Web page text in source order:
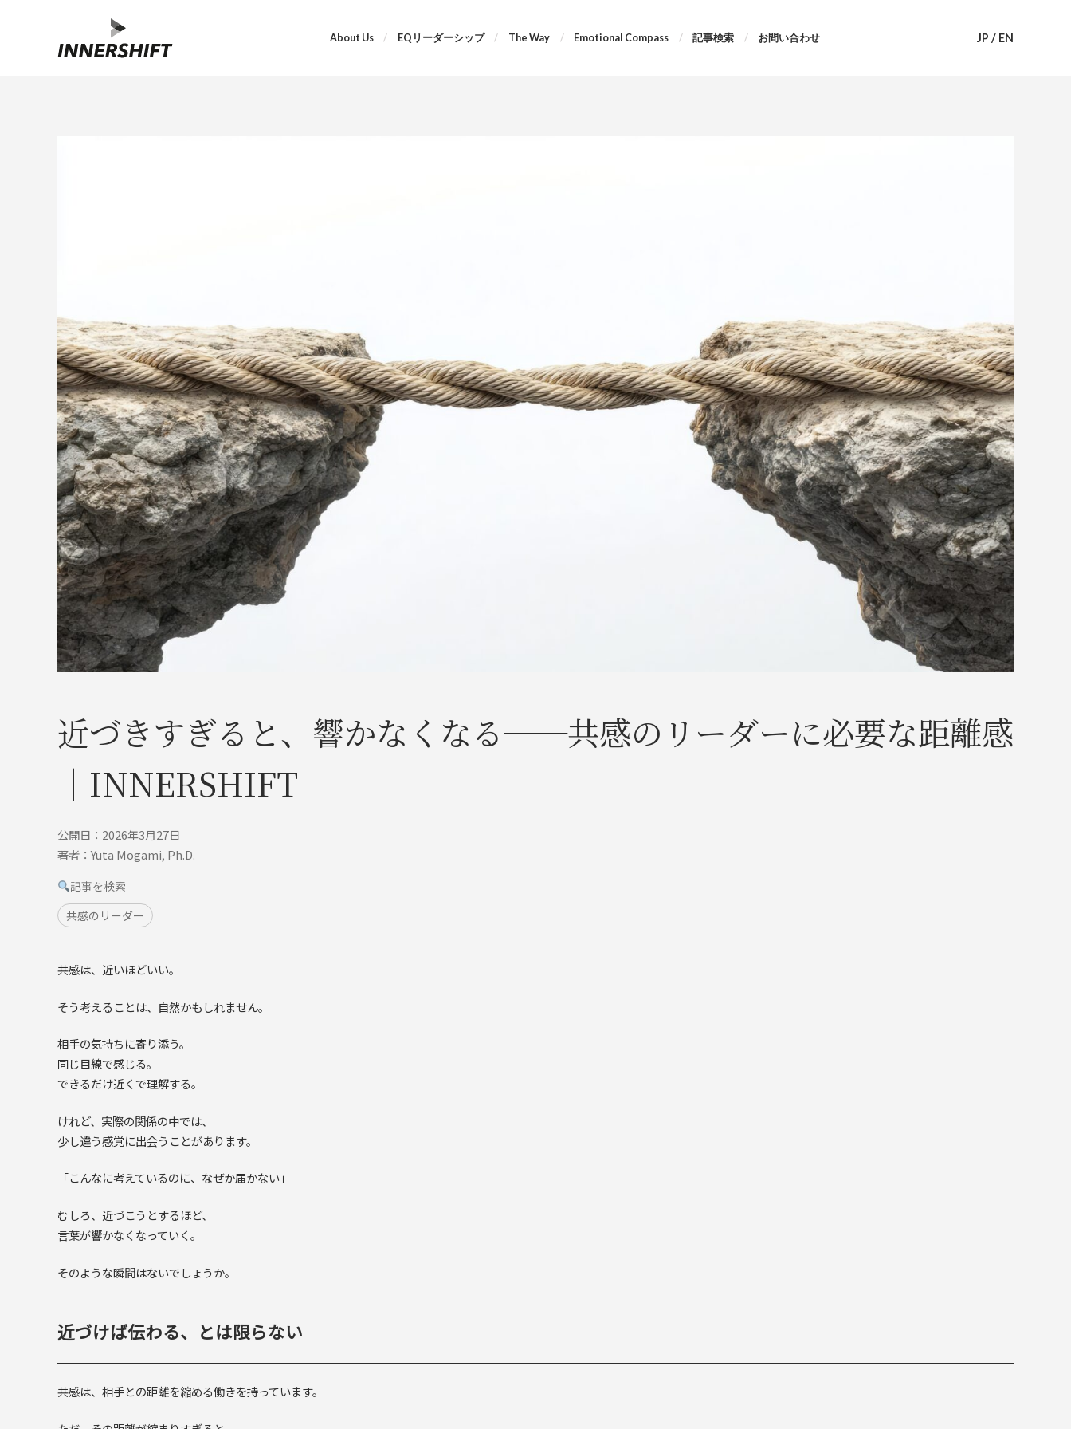
About Us EQリーダーシップ The Way Emotional Compass 記事検索 お問い合わせ JP / EN
近づきすぎると、響かなくなる──共感のリーダーに必要な距離感
｜INNERSHIFT
公開日：2026年3月27日
著者：Yuta Mogami, Ph.D.
記事を検索
共感のリーダー
共感は、近いほどいい。
そう考えることは、自然かもしれません。
相手の気持ちに寄り添う。
同じ目線で感じる。
できるだけ近くで理解する。
けれど、実際の関係の中では、
少し違う感覚に出会うことがあります。
「こんなに考えているのに、なぜか届かない」
むしろ、近づこうとするほど、
言葉が響かなくなっていく。
そのような瞬間はないでしょうか。
近づけば伝わる、とは限らない
共感は、相手との距離を縮める働きを持っています。